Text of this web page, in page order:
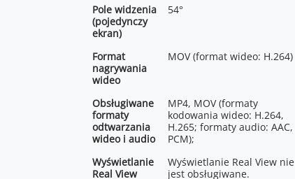
Pole widzenia
(pojedynczy
ekran)
54°
Format
nagrywania
wideo
MOV (format wideo: H.264)
Obsługiwane
formaty
odtwarzania
wideo i audio
MP4, MOV (formaty
kodowania wideo: H.264,
H.265; formaty audio: AAC,
PCM);
Wyświetlanie
Real View
Wyświetlanie Real View nie
jest obsługiwane.